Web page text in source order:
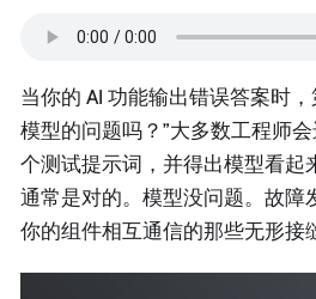
当你的 AI 功能输出错误答案时
模型的问题吗？”大多数工程师
个测试提示词，并得出模型看起
通常是对的。模型没问题。故
你的组件相互通信的那些无形接